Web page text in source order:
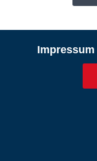
Impressum